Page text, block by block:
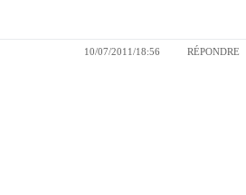
10/07/2011/18:56 RÉPONDRE